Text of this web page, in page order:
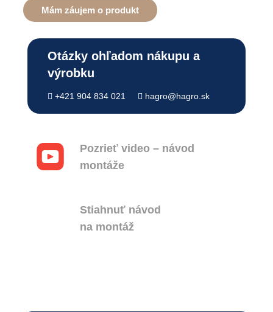
Mám záujem o produkt
Otázky ohľadom nákupu a
výrobku
+421 904 834 021 hagro@hagro.sk
Pozrieť video – návod
montáže
Stiahnuť návod
na montáž